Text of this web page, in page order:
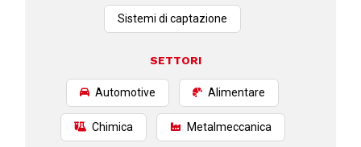
Sistemi di captazione
SETTORI
Automotive Alimentare
Chimica Metalmeccanica